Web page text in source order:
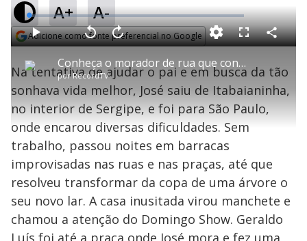
A+ A-
Adicione como fonte preferencial no Google
P
l
a
y
Conheça o morador de rua que construiu casa na árvore para viver em São Paulo
porRecordTV
P V
t
a
r
0
e
g
s
A
n
ç
a
1
s
e
g
u
n
o
s
d
o
L
o
a
d
e
:
0
.
2
0
%
F
l
s
c
r
n
C
o
a
r
Na tentativa de ajudar o pai e em busca da tão
sonhava vida melhor, José saiu de Itabaianinha,
no interior de Sergipe, e foi para São Paulo,
onde encarou diversas dificuldades. Sem
trabalho, passou noites em barracas
improvisadas nas ruas e nas praças, até que
resolveu transformar da copa de uma árvore o
seu novo lar. A casa inusitada virou manchete e
chamou a atenção do Domingo Show. Geraldo
Luís foi até a praça onde José mora e fez uma